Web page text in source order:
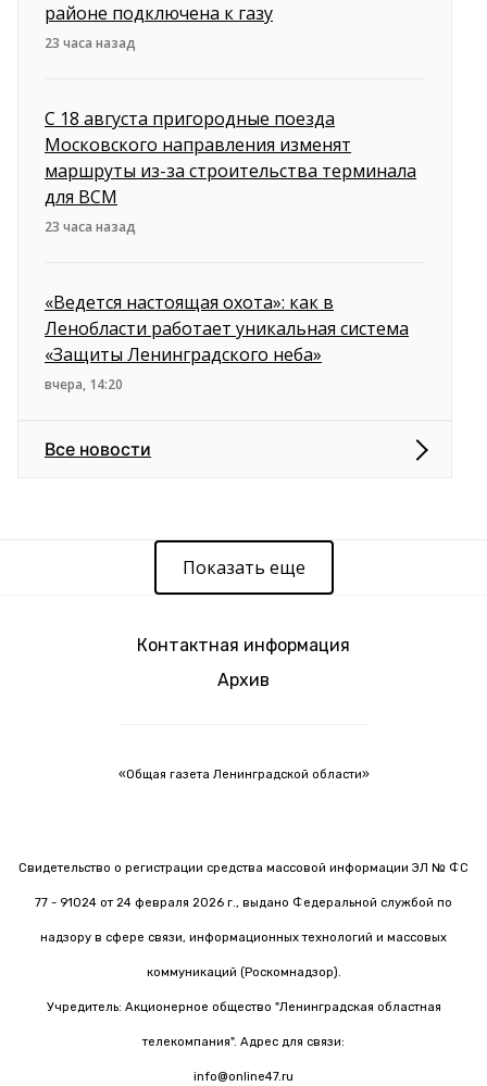
районе подключена к газу
23 часа назад
С 18 августа пригородные поезда
Московского направления изменят
маршруты из-за строительства терминала
для ВСМ
23 часа назад
«Ведется настоящая охота»: как в
Ленобласти работает уникальная система
«Защиты Ленинградского неба»
вчера, 14:20
Все новости
Показать еще
Контактная информация
Архив
«Общая газета Ленинградской области»
Свидетельство о регистрации средства массовой информации ЭЛ № ФС
77 - 91024 от 24 февраля 2026 г., выдано Федеральной службой по
надзору в сфере связи, информационных технологий и массовых
коммуникаций (Роскомнадзор).
Учредитель: Акционерное общество "Ленинградская областная
телекомпания". Адрес для связи:
info@online47.ru